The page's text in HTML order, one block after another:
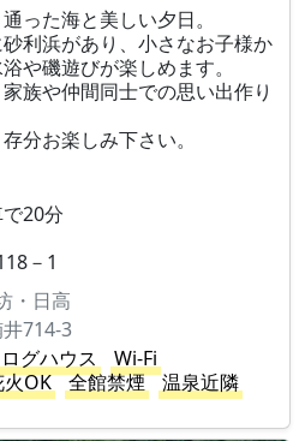
った海と美しい夕日。
利浜があり、小さなお子様か
や磯遊びが楽しめます。
族や仲間同士での思い出作り
分お楽しみ下さい。
20分
－1
・日高
714-3
ログハウス
Wi-Fi
火OK 全館禁煙
温泉近隣